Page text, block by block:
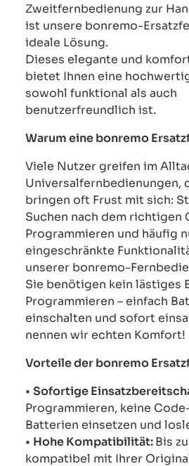
Zweitfernbedienung zur
ist unsere bonremo-
ideale Lösung.
Dieses elegante und
bietet Ihnen eine
sowohl funktional als auch
benutzerfreundlich ist.
Warum eine bonremo
Viele Nutzer greifen im
Universalfernbedienungen,
bringen oft Frust mit sich:
Suchen nach dem richtigen
Programmieren und häufig
eingeschränkte
unserer bonremo-
Sie benötigen kein lästiges
Programmieren – einfach
einschalten und sofort
nennen wir echten Komfort!
Vorteile der bonremo
• Sofortige
Programmieren, keine
Batterien einsetzen und
• Hohe Kompatibilität:Bis
kompatibel mit Ihrer